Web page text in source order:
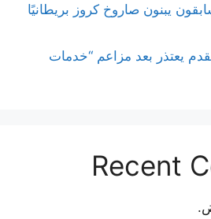
فورمولا 1 السابقون يبنون صاروخ كروز بريطانيًا
يعتذر بعد مزاعم “خدمات
Recent